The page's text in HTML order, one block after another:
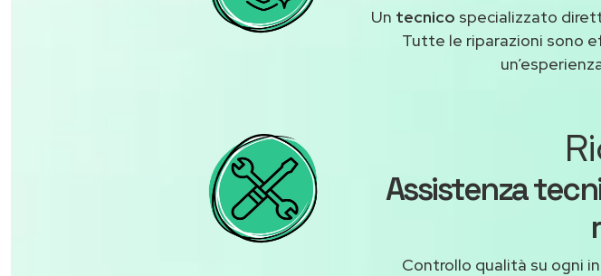
Un tecnico specializzato
Tutte le riparazioni sono
Assistenza
Controllo qualità su ogni